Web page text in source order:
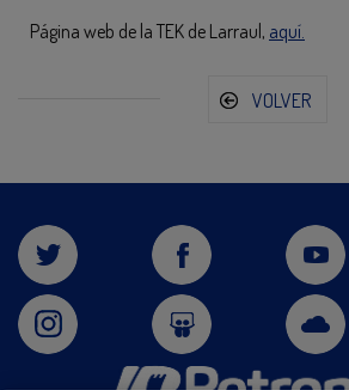
Página web de la TEK de Larraul, aquí.
VOLVER